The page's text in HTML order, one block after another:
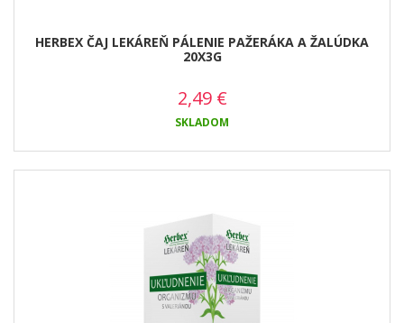
HERBEX ČAJ LEKÁREŇ PÁLENIE PAŽERÁKA A ŽALÚDKA
20X3G
2,49 €
SKLADOM